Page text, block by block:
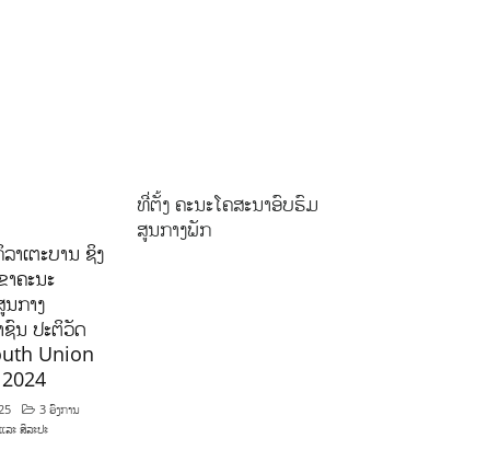
າເຕະບານ ຊິງ
ຄະນະ
ກາງ
ນ ປະຕິວັດ
Union
3 ອົງການ
ລະ ສິລະປະ
ທີ່ຕັ້ງ ຄະນະໂຄສະນາອົບຮົມ
ສູນກາງພັກ